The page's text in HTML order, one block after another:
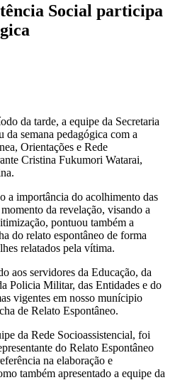
Social participa
da tarde, a equipe da Secretaria
semana pedagógica com a
Orientações e Rede
Cristina Fukumori Watarai,
a importância do acolhimento das
da revelação, visando a
pontuou também a
do relato espontâneo de forma
relatados pela vítima.
aos servidores da Educação, da
Policia Militar, das Entidades e do
vigentes em nosso munícipio
de Relato Espontâneo.
da Rede Socioassistencial, foi
do Relato Espontâneo
na elaboração e
também apresentado a equipe da